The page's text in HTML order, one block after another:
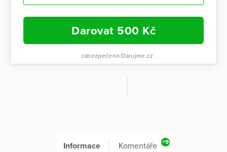
Darovat 500 Kč
zabezpečeno Darujme.cz
Informace Komentáře +9